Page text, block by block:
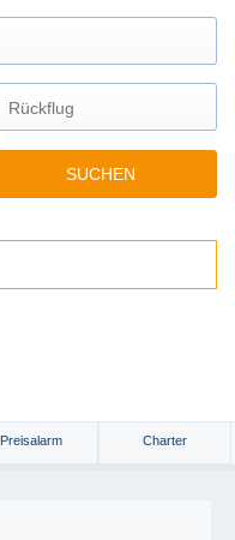
SUCHEN
Preisalarm Charter